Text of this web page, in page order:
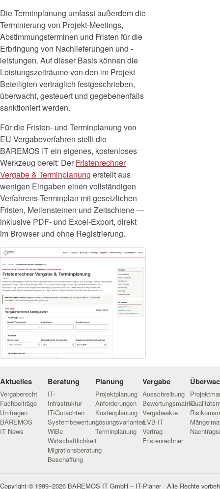
Die Terminplanung umfasst außerdem die
Terminierung von Projekt-Meetings,
Abstimmungsterminen und Fristen für die
Erbringung von Nachlieferungen und -
leistungen. Auf dieser Basis können die
Leistungszeiträume von den im Projekt
Beteiligten vertraglich festgeschrieben,
überwacht, gesteuert und gegebenenfalls
sanktioniert werden.
Für die Fristen- und Terminplanung von
EU-Vergabeverfahren stellt die
BAREMOS IT ein eigenes, kostenloses
Werkzeug bereit: Der Fristenrechner
Vergabe & Terminplanung erstellt aus
wenigen Eingaben einen vollständigen
Verfahrens-Terminplan mit gesetzlichen
Fristen, Meilensteinen und Zeitschiene —
inklusive PDF- und Excel-Export, direkt
im Browser und ohne Registrierung.
Aktuelles
Vergaberecht
Fachbeiträge
Umfragen
BAREMOS
IT News
Beratung
IT-
Infrastruktur
IT-Gutachten
Systembewertung
WiBe
Wirtschaftlichkeit
Migrationsberatung
Beschaffung
Planung
Projektplanung
Anforderungen
Kostenplanung
Lösungsvarianten
Terminplanung
Vergabe
Ausschreibung
Bewertungsmatrix
Vergabeakte
EVB-IT
Vertrag
Fristenrechner
Copyright © 1999–2026 BAREMOS IT GmbH – IT-Planer · Alle Rechte